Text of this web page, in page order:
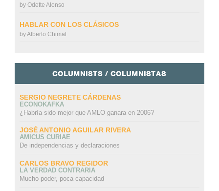
by Odette Alonso
HABLAR CON LOS CLÁSICOS
byAlberto Chimal
COLUMNISTS / COLUMNISTAS
SERGIO NEGRETE CÁRDENAS
ECONOKAFKA
¿Habría sido mejor que AMLO ganara en 2006?
JOSÉ ANTONIO AGUILAR RIVERA
AMICUS CURIAE
De independencias y declaraciones
CARLOS BRAVO REGIDOR
LA VERDAD CONTRARIA
Mucho poder, poca capacidad